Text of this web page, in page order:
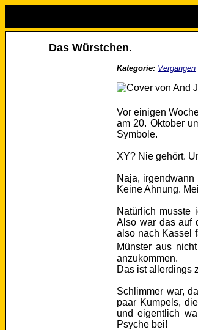
Das Würstchen.
Kategorie: Vergangen
Vor einigen
am 20. Oktober
Symbole.
XY? Nie gehört.
Naja,
Keine Ahnung.
Natürlich musste
Also war das auf
also nach Kassel
Münster aus
anzukommen.
Das ist allerdings
Schlimmer war,
paar Kumpels,
und eigentlich
Psyche bei!